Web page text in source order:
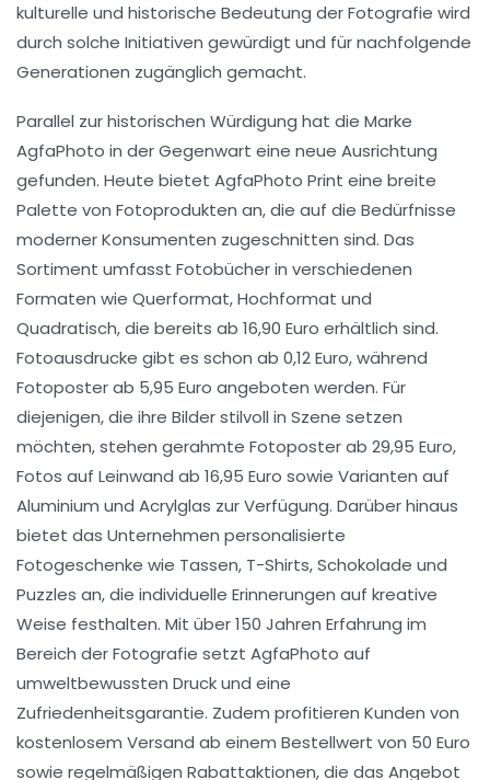
kulturelle und historische Bedeutung der Fotografie wird
durch solche Initiativen gewürdigt und für nachfolgende
Generationen zugänglich gemacht.
Parallel zur historischen Würdigung hat die Marke
AgfaPhoto in der Gegenwart eine neue Ausrichtung
gefunden. Heute bietet AgfaPhoto Print eine breite
Palette von Fotoprodukten an, die auf die Bedürfnisse
moderner Konsumenten zugeschnitten sind. Das
Sortiment umfasst Fotobücher in verschiedenen
Formaten wie Querformat, Hochformat und
Quadratisch, die bereits ab 16,90 Euro erhältlich sind.
Fotoausdrucke gibt es schon ab 0,12 Euro, während
Fotoposter ab 5,95 Euro angeboten werden. Für
diejenigen, die ihre Bilder stilvoll in Szene setzen
möchten, stehen gerahmte Fotoposter ab 29,95 Euro,
Fotos auf Leinwand ab 16,95 Euro sowie Varianten auf
Aluminium und Acrylglas zur Verfügung. Darüber hinaus
bietet das Unternehmen personalisierte
Fotogeschenke wie Tassen, T-Shirts, Schokolade und
Puzzles an, die individuelle Erinnerungen auf kreative
Weise festhalten. Mit über 150 Jahren Erfahrung im
Bereich der Fotografie setzt AgfaPhoto auf
umweltbewussten Druck und eine
Zufriedenheitsgarantie. Zudem profitieren Kunden von
kostenlosem Versand ab einem Bestellwert von 50 Euro
sowie regelmäßigen Rabattaktionen, die das Angebot